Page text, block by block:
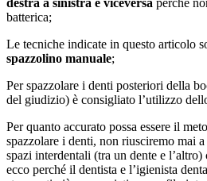
destra a sinistra e viceversa perchè
batterica;
Le tecniche indicate in questo articolo
spazzolino manuale;
Per spazzolare i denti posteriori della
del giudizio) è consigliato l’utilizzo
Per quanto accurato possa essere il
spazzolare i denti, non riusciremo mai
spazi interdentali (tra un dente e
ecco perché il dentista e l’igienista